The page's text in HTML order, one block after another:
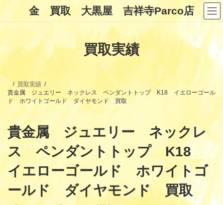
ン
キ
ッ
ー
に
移
金 買取 大黒屋 吉祥寺Parco店
買取実績
買取実績
貴金属 ジュエリー ネックレス ペンダントトップ K18 イエローゴール
ド ホワイトゴールド ダイヤモンド 買取
貴金属 ジュエリー ネックレ
ス ペンダントトップ K18
イエローゴールド ホワイトゴ
ールド ダイヤモンド 買取